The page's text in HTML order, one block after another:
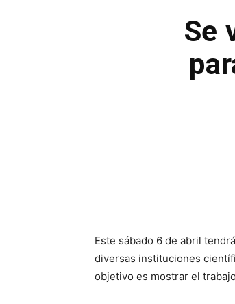
Se
Este sábado 6 de abril
diversas instituciones
objetivo es mostrar el